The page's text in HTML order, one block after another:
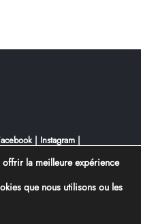
| Instagram |
vision
la meilleure expérience
que nous utilisons ou les